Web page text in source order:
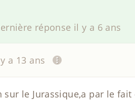
réponse il y a 6 ans
a 13 ans
le Jurassique,a par le